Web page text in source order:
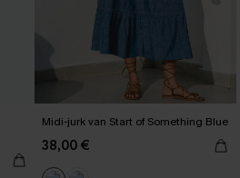
Midi-jurk van Start of Something Blue
38,00 €